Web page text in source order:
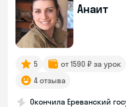
Анаит
5 от 1590 ₽ за урок
4 отзыва
Окончила Ереванский